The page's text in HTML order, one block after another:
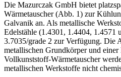
Die Mazurczak GmbH bietet
Wärmetauscher (Abb. 1) zur
Galvanik an. Als metallische
Edelstähle (1.4301, 1.4404, 1.4571
3.7035/grade 2 zur Verfügung. Die
metallischen Grundkörper und
Vollkunststoff-Wärmetauscher
metallischen Werkstoffe nicht